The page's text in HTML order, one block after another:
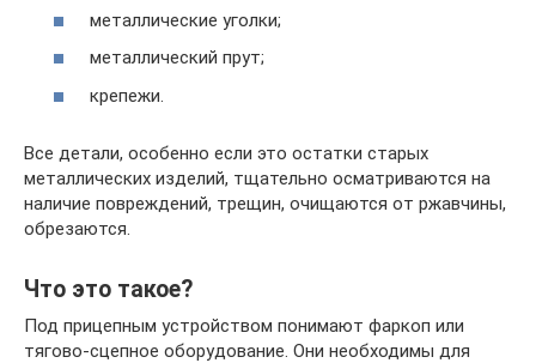
металлические уголки;
металлический прут;
крепежи.
Все детали, особенно если это остатки старых
металлических изделий, тщательно осматриваются на
наличие повреждений, трещин, очищаются от ржавчины,
обрезаются.
Что это такое?
Под прицепным устройством понимают фаркоп или
тягово-сцепное оборудование. Они необходимы для